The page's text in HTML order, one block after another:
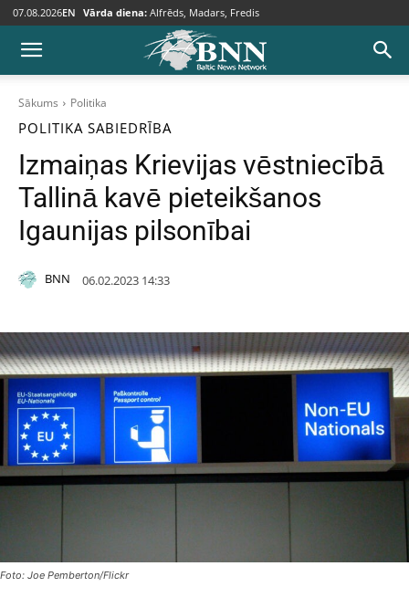
07.08.2026EN Vārda diena: Alfrēds, Madars, Fredis
Sākums Politika
POLITIKA SABIEDRĪBA
Izmaiņas Krievijas vēstniecībā
Tallinā kavē pieteikšanos
Igaunijas pilsonībai
BNN 06.02.2023 14:33
Foto: Joe Pemberton/Flickr